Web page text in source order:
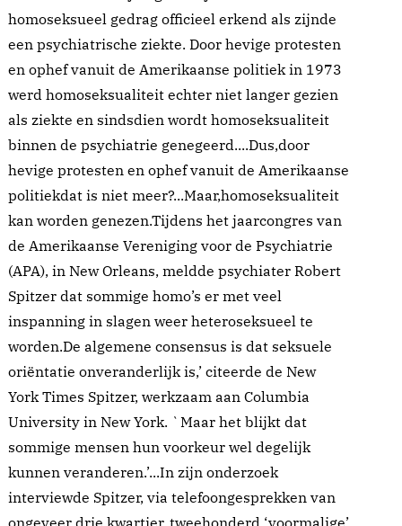
homoseksueel gedrag officieel erkend als zijnde
een psychiatrische ziekte. Door hevige protesten
en ophef vanuit de Amerikaanse politiek in 1973
werd homoseksualiteit echter niet langer gezien
als ziekte en sindsdien wordt homoseksualiteit
binnen de psychiatrie genegeerd....Dus,door
hevige protesten en ophef vanuit de Amerikaanse
politiekdat is niet meer?...Maar,homoseksualiteit
kan worden genezen.Tijdens het jaarcongres van
de Amerikaanse Vereniging voor de Psychiatrie
(APA), in New Orleans, meldde psychiater Robert
Spitzer dat sommige homo’s er met veel
inspanning in slagen weer heteroseksueel te
worden.De algemene consensus is dat seksuele
oriëntatie onveranderlijk is,’ citeerde de New
York Times Spitzer, werkzaam aan Columbia
University in New York. `Maar het blijkt dat
sommige mensen hun voorkeur wel degelijk
kunnen veranderen.’...In zijn onderzoek
interviewde Spitzer, via telefoongesprekken van